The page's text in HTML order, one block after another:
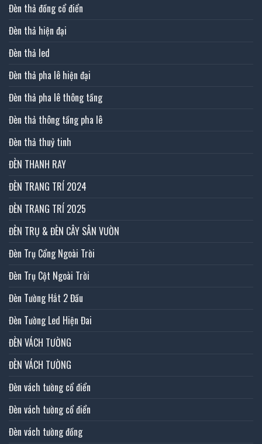
Đèn thả đồng cổ điển
Đèn thả hiện đại
Đèn thả led
Đèn thả pha lê hiện đại
Đèn thả pha lê thông tầng
Đèn thả thông tầng pha lê
Đèn thả thuỷ tinh
ĐÈN THANH RAY
ĐÈN TRANG TRÍ 2024
ĐÈN TRANG TRÍ 2025
ĐÈN TRỤ & ĐÈN CÂY SÂN VƯỜN
Đèn Trụ Cổng Ngoài Trời
Đèn Trụ Cột Ngoài Trời
Đèn Tường Hắt 2 Đầu
Đèn Tường Led Hiện Đai
ĐÈN VÁCH TƯỜNG
ĐÈN VÁCH TƯỜNG
Đèn vách tường cổ điển
Đèn vách tường cổ điển
Đèn vách tường đồng